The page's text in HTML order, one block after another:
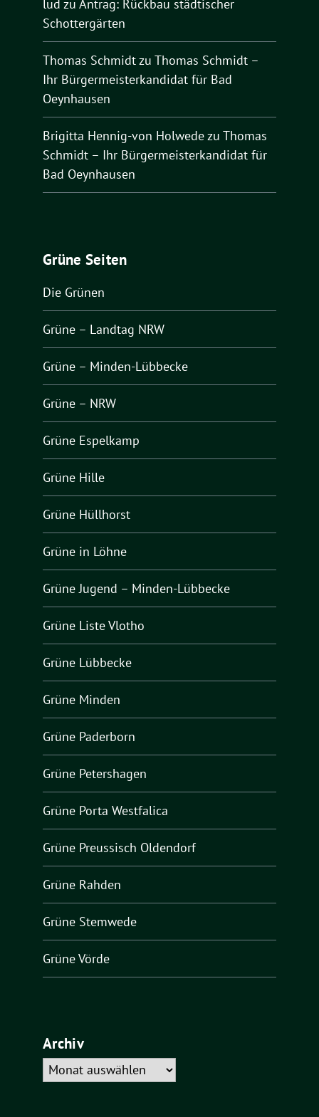
lud zu Antrag: Rückbau städtischer
Schottergärten
Thomas Schmidtzu Thomas Schmidt –
Ihr Bürgermeisterkandidat für Bad
Oeynhausen
Brigitta Hennig-von Holwedezu Thomas
Schmidt – Ihr Bürgermeisterkandidat für
Bad Oeynhausen
Grüne Seiten
Die Grünen
Grüne – Landtag NRW
Grüne – Minden-Lübbecke
Grüne – NRW
Grüne Espelkamp
Grüne Hille
Grüne Hüllhorst
Grüne in Löhne
Grüne Jugend – Minden-Lübbecke
Grüne Liste Vlotho
Grüne Lübbecke
Grüne Minden
Grüne Paderborn
Grüne Petershagen
Grüne Porta Westfalica
Grüne Preussisch Oldendorf
Grüne Rahden
Grüne Stemwede
Grüne Vörde
Archiv
Archiv